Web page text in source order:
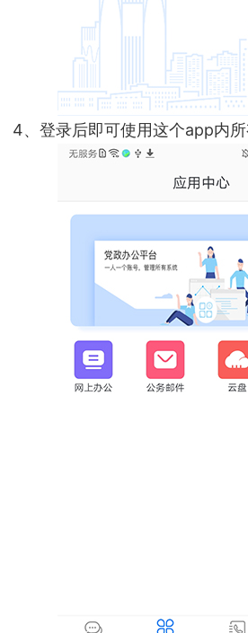
4、登录后即可使用这个app内所